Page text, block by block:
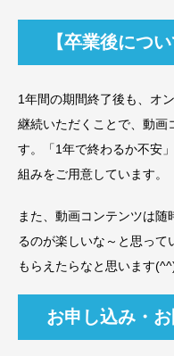
【卒業後につい
1年間の期間終了後も、オ
継続いただくことで、動画
す。「1年で終わるか不安
組みをご用意しています。
また、動画コンテンツは
るのが楽しいな～と思って
もらえたらなと思います
お申し込み・